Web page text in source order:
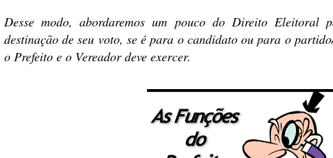
Desse modo, abordaremos um pouco do Direito Eleitoral
destinação de seu voto, se é para o candidato ou para o
o Prefeito e o Vereador deve exercer.